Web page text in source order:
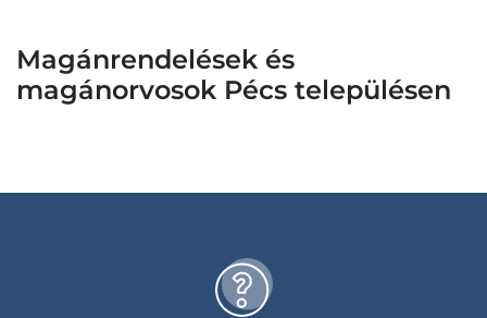
Magánrendelések és
magánorvosok Pécs településen